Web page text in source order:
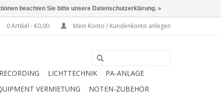
0 Artikel - €0,00 Mein Konto / Kundenkonto anlegen
LICHTTECHNIK
PA-ANLAGE
VERMIETUNG
NOTEN-ZUBEHÖR
beachten Sie bitte unsere Datenschutzerklärung. »